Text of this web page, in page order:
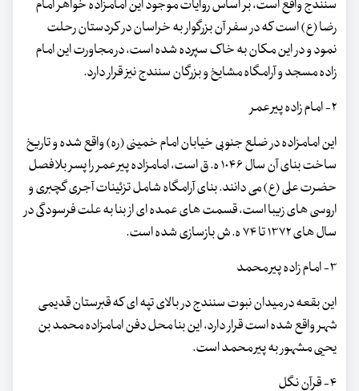
سنندج واقع است، بر اساس روایات موجود این امامزاده خواهر امام
رضا (ع) است که در سفر آن بزرگوار به خراسان در کردستان رحلت
نمود و در این مکان به خاک سپرده شده است، در مجاورت این امام
زاده مسجد و آرامگاه مشایخ و بزرگان سنندج نیز قرار دارد.
۲- امام زاده پیر عمر
این امامزاده در ضلع جنوبی خیابان امام خمینی (ره) واقع شده و تاریخ
ساخت بنای آن سال ۱۰۴۶ ه. ق است، امامزاده پیر عمر را پسر بلافصل
حضرت علی (ع) می دانند. بنای آرامگاه شامل تزئینات آجری گچبری و
اروسی های زیبا است، قسمت های عمده ای از بنا به علت فرسودگی در
سال های ۱۳۷۲ تا ۷۴ ه. ش بازسازی شده است.
۳- امام زاده پیر محمد
این بقعه در میدان نبوت سنندج در بالای تپه ای که قبرستان قدیمی
شهر واقع شده است قرار دارد، این بنا محل دفن امامزاده محمد بن
یحیی مشهور به پیر محمد است.
۴- قرآن نگل